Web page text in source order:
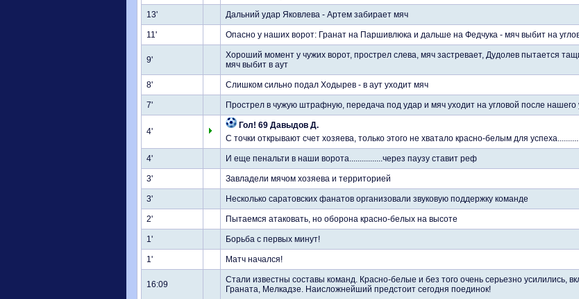
13' Дальний удар Яковлева - Артем забирает мяч
11' Опасно у наших ворот: Гранат на Паршивлюка и дальше на Федчука - мяч выбит на
9'
Хороший момент у чужих ворот, прострел слева, мяч застревает, Дудолев пытается
мяч выбит в аут
8' Слишком сильно подал Ходырев - в аут уходит мяч
7' Прострел в чужую штрафную, передача под удар и мяч уходит на угловой после нашего
4'
Гол! 69 Давыдов Д.
С точки открывают счет хозяева, только этого не хватало красно-белым для
4' И еще пенальти в наши ворота................через паузу ставит реф
3' Завладели мячом хозяева и территорией
3' Несколько саратовских фанатов организовали звуковую поддержку команде
2' Пытаемся атаковать, но оборона красно-белых на высоте
1' Борьба с первых минут!
1' Матч начался!
16:09
Стали известны составы команд. Красно-белые и без того очень серьезно усилились,
Граната, Мелкадзе. Наисложнейший предстоит сегодня поединок!